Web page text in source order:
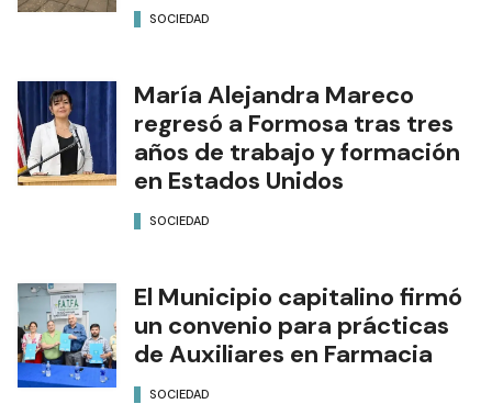
SOCIEDAD
María Alejandra Mareco
regresó a Formosa tras tres
años de trabajo y formación
en Estados Unidos
SOCIEDAD
El Municipio capitalino firmó
un convenio para prácticas
de Auxiliares en Farmacia
SOCIEDAD